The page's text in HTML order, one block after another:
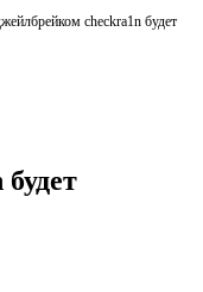
checkra1n будет